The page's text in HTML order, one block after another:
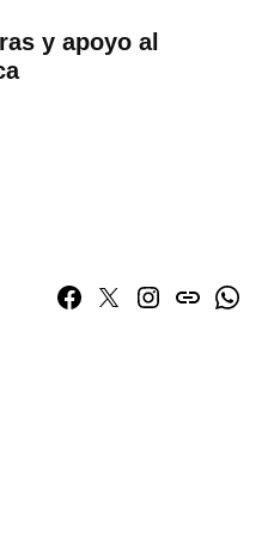
y apoyo al
Facebook
TwitterInstagram
issuu